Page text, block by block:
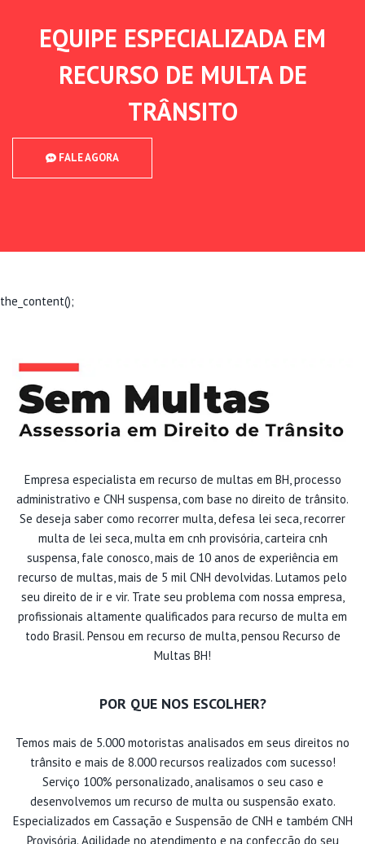
EQUIPE ESPECIALIZADA EM
RECURSO DE MULTA DE
TRÂNSITO
FALE AGORA
the_content();
Empresa especialista em recurso de multas em BH, processo
administrativo e CNH suspensa, com base no direito de trânsito.
Se deseja saber como recorrer multa, defesa lei seca, recorrer
multa de lei seca, multa em cnh provisória, carteira cnh
suspensa, fale conosco, mais de 10 anos de experiência em
recurso de multas, mais de 5 mil CNH devolvidas. Lutamos pelo
seu direito de ir e vir. Trate seu problema com nossa empresa,
profissionais altamente qualificados para recurso de multa em
todo Brasil. Pensou em recurso de multa, pensou Recurso de
Multas BH!
POR QUE NOS ESCOLHER?
Temos mais de 5.000 motoristas analisados em seus direitos no
trânsito e mais de 8.000 recursos realizados com sucesso!
Serviço 100% personalizado, analisamos o seu caso e
desenvolvemos um recurso de multa ou suspensão exato.
Especializados em Cassação e Suspensão de CNH e também CNH
Provisória. Agilidade no atendimento e na confecção do seu